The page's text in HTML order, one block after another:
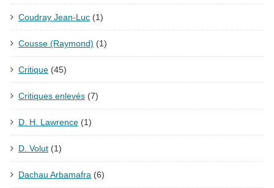
Coudray Jean-Luc (1)
Cousse (Raymond) (1)
Critique (45)
Critiques enlevés (7)
D. H. Lawrence (1)
D. Volut (1)
Dachau Arbamafra (6)